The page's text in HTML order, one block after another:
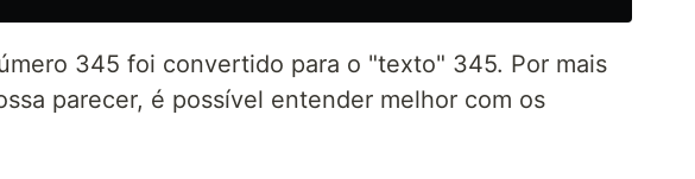
345 foi convertido para o "texto" 345. Por mais
parecer, é possível entender melhor com os